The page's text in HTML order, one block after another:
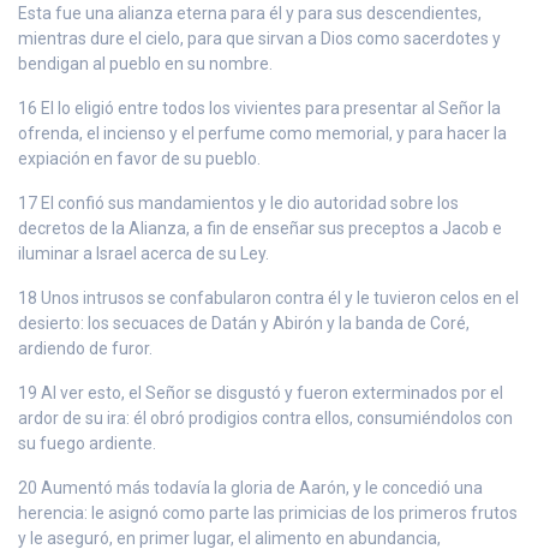
Esta fue una alianza eterna para él y para sus descendientes,
mientras dure el cielo, para que sirvan a Dios como sacerdotes y
bendigan al pueblo en su nombre.
16 El lo eligió entre todos los vivientes para presentar al Señor la
ofrenda, el incienso y el perfume como memorial, y para hacer la
expiación en favor de su pueblo.
17 El confió sus mandamientos y le dio autoridad sobre los
decretos de la Alianza, a fin de enseñar sus preceptos a Jacob e
iluminar a Israel acerca de su Ley.
18 Unos intrusos se confabularon contra él y le tuvieron celos en el
desierto: los secuaces de Datán y Abirón y la banda de Coré,
ardiendo de furor.
19 Al ver esto, el Señor se disgustó y fueron exterminados por el
ardor de su ira: él obró prodigios contra ellos, consumiéndolos con
su fuego ardiente.
20 Aumentó más todavía la gloria de Aarón, y le concedió una
herencia: le asignó como parte las primicias de los primeros frutos
y le aseguró, en primer lugar, el alimento en abundancia,